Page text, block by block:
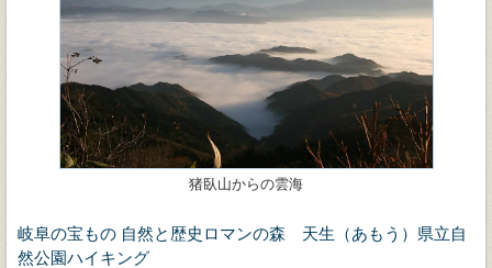
猪臥山からの雲海
岐阜の宝もの 自然と歴史ロマンの森 天生（あもう）県立自
然公園ハイキング